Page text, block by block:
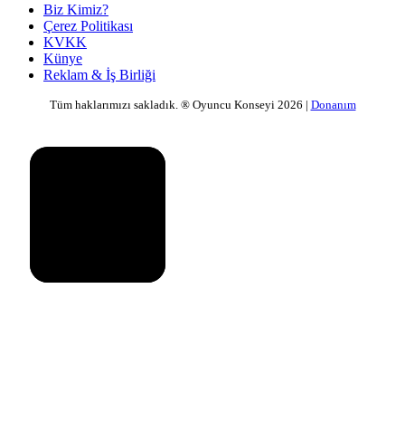
Biz Kimiz?
Çerez Politikası
KVKK
Künye
Reklam & İş Birliği
Tüm haklarımızı sakladık. ® Oyuncu Konseyi 2026 | Donanım